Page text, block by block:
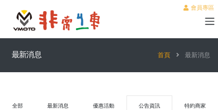
會員專區
最新消息 首頁 最新消息
全部 最新消息 優惠活動 公告資訊 特約商家